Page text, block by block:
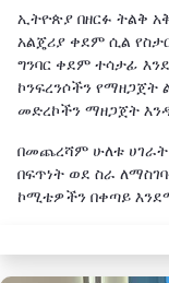
ኢትዮጵያ በዘርፉ ትልቅ
አልጄሪያ ቀደም ሲል
ግንባር ቀደም ተሳታፊ
ኮንፍረንሶችን የማዘጋጀት
መድረኮችን ማዘጋጀት
በመጨረሻም ሁለቱ
በፍጥነት ወደ ስራ
ኮሚቴዎችን በቀጣይ